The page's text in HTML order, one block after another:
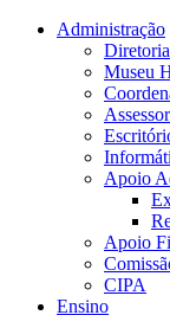
Conteúdo principal
Administração
Diretoria
Museu
Apoio
Apoio
CIPA
Ensino